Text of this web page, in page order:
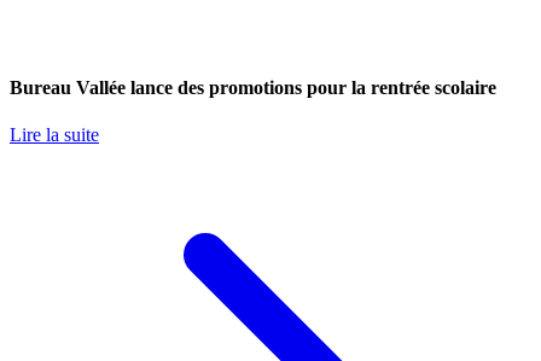
Bureau Vallée lance des promotions pour la rentrée scolaire
Lire la suite